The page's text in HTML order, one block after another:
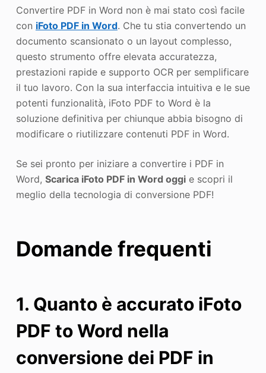
Convertire PDF in Word non è mai stato così facile
con iFoto PDF in Word. Che tu stia convertendo un
documento scansionato o un layout complesso,
questo strumento offre elevata accuratezza,
prestazioni rapide e supporto OCR per semplificare
il tuo lavoro. Con la sua interfaccia intuitiva e le sue
potenti funzionalità, iFoto PDF to Word è la
soluzione definitiva per chiunque abbia bisogno di
modificare o riutilizzare contenuti PDF in Word.
Se sei pronto per iniziare a convertire i PDF in
Word, Scarica iFoto PDF in Word oggie scopri il
meglio della tecnologia di conversione PDF!
Domande frequenti
1. Quanto è accurato iFoto
PDF to Word nella
conversione dei PDF in